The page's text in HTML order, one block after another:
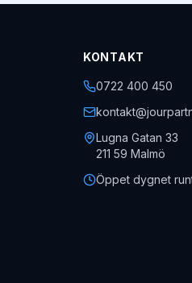
KONTAKT
0722 400 450
Lugna Gatan 33
211 59 Malmö
Öppet dygnet